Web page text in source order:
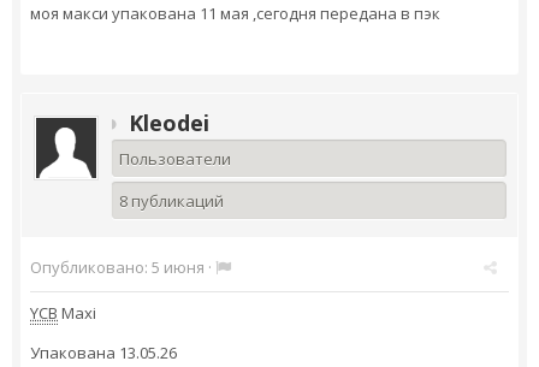
моя макси упакована 11 мая ,сегодня передана в пэк
Kleodei
Пользователи
8 публикаций
Опубликовано: 5 июня ·
YCB Maxi
Упакована 13.05.26